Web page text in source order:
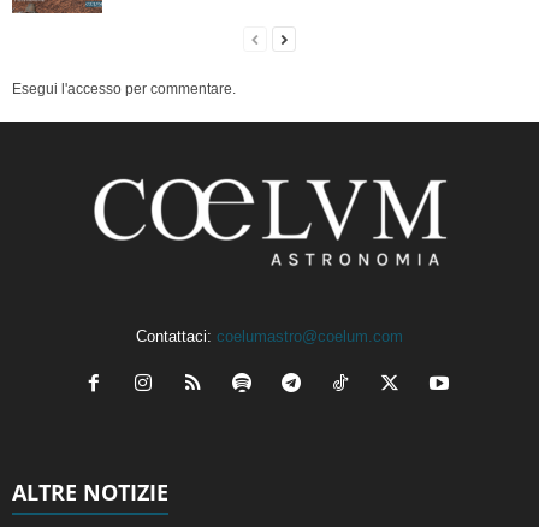
Esegui l'accesso per commentare.
Contattaci: coelumastro@coelum.com
ALTRE NOTIZIE